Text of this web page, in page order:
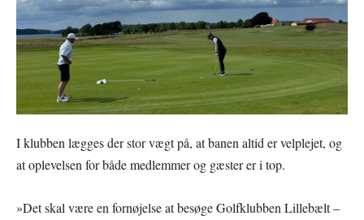
I klubben lægges der stor vægt på, at banen altid er velplejet, og
at oplevelsen for både medlemmer og gæster er i top.
»Det skal være en fornøjelse at besøge Golfklubben Lillebælt –